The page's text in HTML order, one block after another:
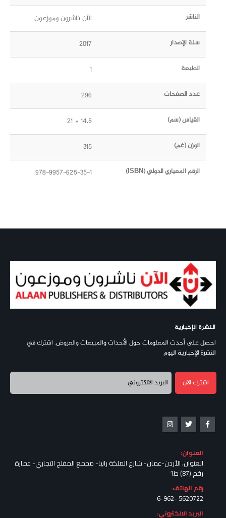
الناشر الآن ناشرون وموزعون
سنة الإصدار 2017
الطبعة 1
عدد الصفحات 296
القياس (سم) 14.5 × 21
الوزن (غم) 315
الرقم المعياري الدولي (ISBN) 978-9957-625-35-1
النشرة الإخبارية
احصل على أحدث المعلومات حول الأحداث والمبيعات والعروض. اشترك في
النشرة الإخبارية اليوم
العنوان:
العنوان، الأردن-عمان- شارع الملكة رانيا- مجمع المفلح التجاري- عمارة
رقم (87) ط1
رقم الهاتف:
5620722 -6-962
البريد الالكتروني: